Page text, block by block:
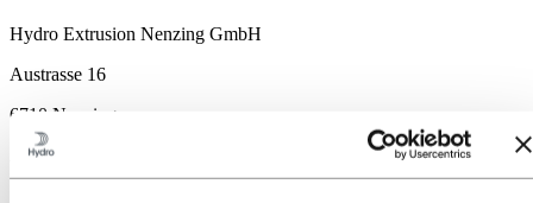
Hydro Extrusion Nenzing GmbH
Austrasse 16
6710 Nenzing
Austria